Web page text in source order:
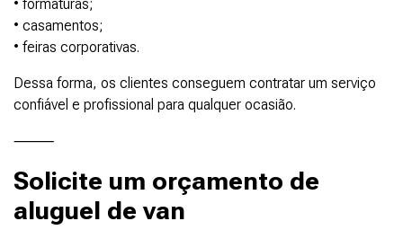
• formaturas;
• casamentos;
• feiras corporativas.
Dessa forma, os clientes conseguem contratar um serviço
confiável e profissional para qualquer ocasião.
⸻
Solicite um orçamento de
aluguel de van